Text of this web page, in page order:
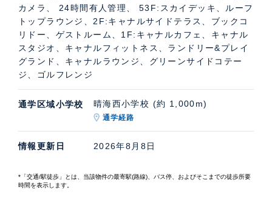
るキャナルサイドテラスやブックコリドー、ゲストルー
ムなどがあります。
共用部紹介動画
カメラ、 24時間有人管理、 53F:スカイデッキ、ルーフ
トップラウンジ、2F:キャナルサイドテラス、ブックコ
リドー、ゲストルーム、1F:キャナルカフェ、キャナル
スタジオ、キャナルフィットネス、ランドリー&プレイ
グランド、キャナルラウンジ、グリーンサイドコテー
ジ、ゴルフレンジ
通学区域小学校 晴海西小学校 (約 1,000m)
通学経路
情報更新日 2026年8月8日
*「交通/駅徒歩」とは、当該物件の最寄駅(路線)、バス停、およびそこまでの徒歩所要
時間を表示します。